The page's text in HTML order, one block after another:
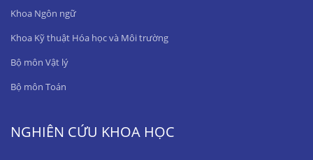
Khoa Ngôn ngữ
Khoa Kỹ thuật Hóa học và Môi trường
Bộ môn Vật lý
Bộ môn Toán
NGHIÊN CỨU KHOA HỌC